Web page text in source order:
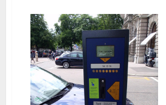
LA
HONESTIDAD
POLÍTICA
SEGÚN
CERVANTES